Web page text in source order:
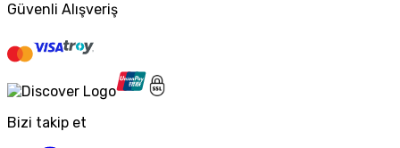
Güvenli Alışveriş
Bizi takip et